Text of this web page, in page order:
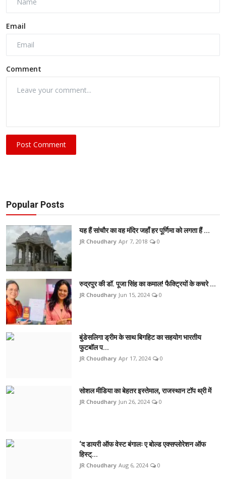
Email
Comment
Post Comment
Popular Posts
यह हैं सांचौर का वह मंदिर जहाँ हर पूर्णिमा को लगता हैं ...
JR Choudhary Apr 7, 2018 0
रुद्रपुर की डॉ. पूजा सिंह का कमाल! फैक्ट्रियों के कचरे ...
JR Choudhary Jun 15, 2024 0
बुंडेसलिगा ड्रीम के साथ बिगहिट का सहयोग भारतीय
फुटबॉल प...
JR Choudhary Apr 17, 2024 0
सोशल मीडिया का बेहतर इस्तेमाल, राजस्थान टॉप थ्री में
JR Choudhary Jun 26, 2024 0
‘द डायरी ऑफ वेस्ट बंगालः ए बोल्ड एक्सप्लोरेशन ऑफ
हिस्ट्...
JR Choudhary Aug 6, 2024 0